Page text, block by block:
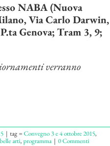
NABA (Nuova
Via Carlo Darwin,
Genova; Tram 3, 9;
verranno
| tag =Convegno 3 e 4 ottobre 2015,
arti,programma | 0 Commenti